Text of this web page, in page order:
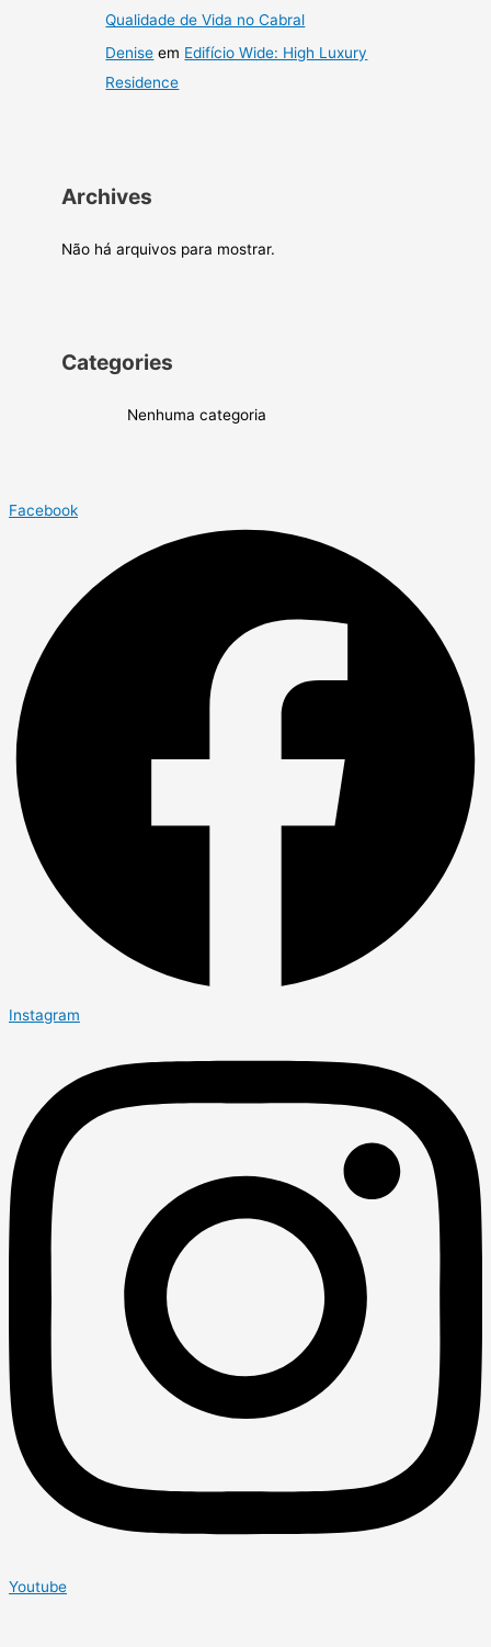
Qualidade de Vida no Cabral
Denise em Edifício Wide: High Luxury
Residence
Archives
Não há arquivos para mostrar.
Categories
Nenhuma categoria
Facebook
Instagram
Youtube